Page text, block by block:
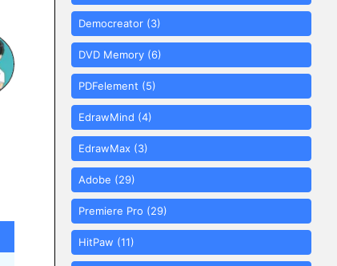
Democreator (3)
DVD Memory (6)
PDFelement (5)
EdrawMind (4)
EdrawMax (3)
Adobe (29)
Premiere Pro (29)
HitPaw (11)